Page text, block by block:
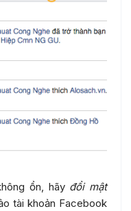
ổn, hãy đổi mật
tài khoản Facebook